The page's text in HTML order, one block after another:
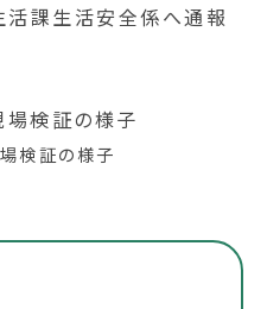
活課生活安全係へ通報
検証の様子